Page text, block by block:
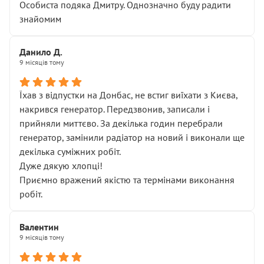
Особиста подяка Дмитру. Однозначно буду радити
знайомим
Данило Д.
9 місяців тому
Їхав з відпустки на Донбас, не встиг виїхати з Києва,
накрився генератор. Передзвонив, записали і
прийняли миттєво. За декілька годин перебрали
генератор, замінили радіатор на новий і виконали ще
декілька суміжних робіт.
Дуже дякую хлопці!
Приємно вражений якістю та термінами виконання
робіт.
Валентин
9 місяців тому